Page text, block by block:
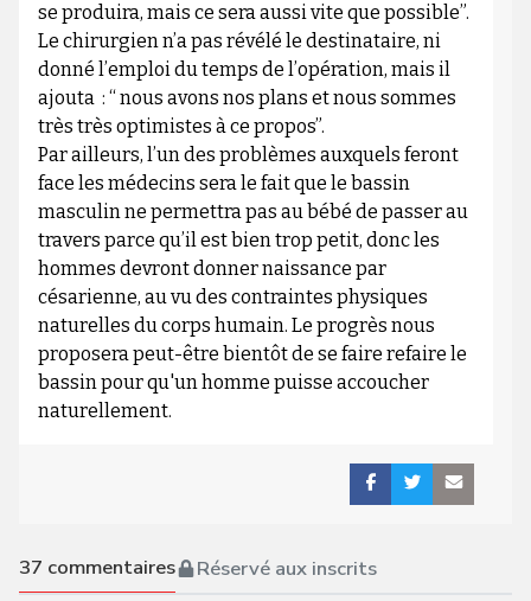
se produira, mais ce sera aussi vite que possible”.
Le chirurgien n’a pas révélé le destinataire, ni
donné l’emploi du temps de l’opération, mais il
ajouta : “ nous avons nos plans et nous sommes
très très optimistes à ce propos”.
Par ailleurs, l’un des problèmes auxquels feront
face les médecins sera le fait que le bassin
masculin ne permettra pas au bébé de passer au
travers parce qu’il est bien trop petit, donc les
hommes devront donner naissance par
césarienne, au vu des contraintes physiques
naturelles du corps humain. Le progrès nous
proposera peut-être bientôt de se faire refaire le
bassin pour qu'un homme puisse accoucher
naturellement.
37 commentaires Réservé aux inscrits